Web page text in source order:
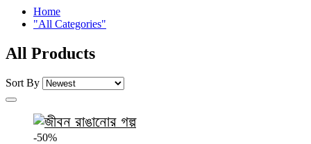
Home
"All Categories"
All Products
Sort By
-50%